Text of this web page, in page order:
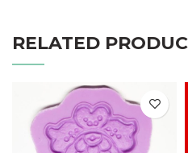
RELATED